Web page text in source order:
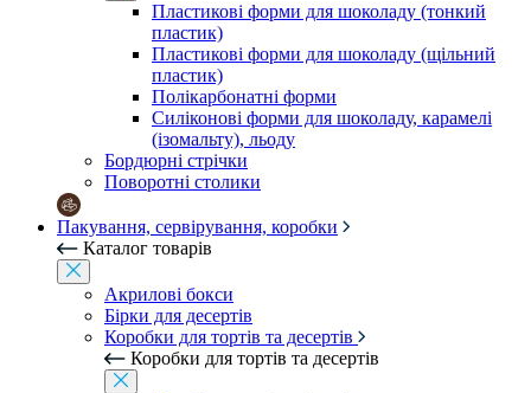
Пластикові форми для шоколаду (тонкий
пластик)
Пластикові форми для шоколаду (щільний
пластик)
Полікарбонатні форми
Силіконові форми для шоколаду, карамелі
(ізомальту), льоду
Бордюрні стрічки
Поворотні столики
Пакування, сервірування, коробки
Каталог товарів
Акрилові бокси
Бірки для десертів
Коробки для тортів та десертів
Коробки для тортів та десертів